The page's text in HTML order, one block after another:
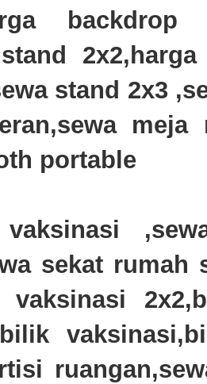
stand 2x3
portable
sekat rumah